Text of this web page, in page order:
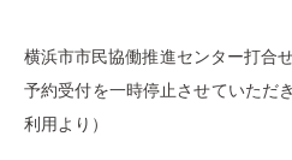
横浜市市民協働推進センター打合
予約受付を一時停止させていただ
利用より）